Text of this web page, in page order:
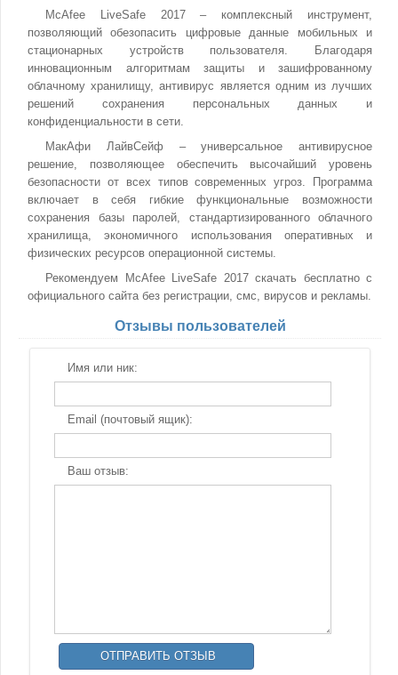
McAfee LiveSafe 2017 – комплексный инструмент,
позволяющий обезопасить цифровые данные мобильных и
стационарных устройств пользователя. Благодаря
инновационным алгоритмам защиты и зашифрованному
облачному хранилищу, антивирус является одним из лучших
решений сохранения персональных данных и
конфиденциальности в сети.
МакАфи ЛайвСейф – универсальное антивирусное
решение, позволяющее обеспечить высочайший уровень
безопасности от всех типов современных угроз. Программа
включает в себя гибкие функциональные возможности
сохранения базы паролей, стандартизированного облачного
хранилища, экономичного использования оперативных и
физических ресурсов операционной системы.
Рекомендуем McAfee LiveSafe 2017 скачать бесплатно с
официального сайта без регистрации, смс, вирусов и рекламы.
Отзывы пользователей
Имя или ник:
Email (почтовый ящик):
Ваш отзыв: